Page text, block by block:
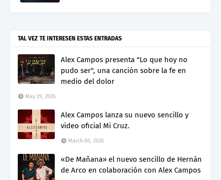
TAL VEZ TE INTERESEN ESTAS ENTRADAS
Alex Campos presenta "Lo que hoy no
pudo ser", una canción sobre la fe en
medio del dolor
May 29, 2026
Alex Campos lanza su nuevo sencillo y
video oficial Mi Cruz.
March 06, 2026
«De Mañana» el nuevo sencillo de Hernán
de Arco en colaboración con Alex Campos